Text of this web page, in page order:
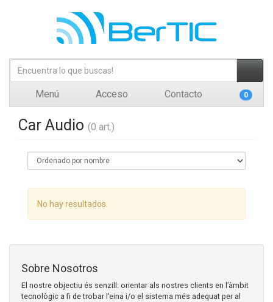
Menú Acceso Contacto 0
Car Audio (0 art.)
No hay resultados.
Sobre Nosotros
El nostre objectiu és senzill: orientar als nostres clients en l’àmbit
tecnològic a fi de trobar l’eina i/o el sistema més adequat per al